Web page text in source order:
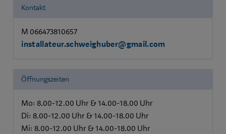
Kontakt
M 066473810657
installateur.schweighuber@gmail.com
Öffnungszeiten
Mo: 8.00-12.00 Uhr & 14.00-18.00 Uhr
Di: 8.00-12.00 Uhr & 14.00-18.00 Uhr
Mi: 8.00-12.00 Uhr & 14.00-18.00 Uhr